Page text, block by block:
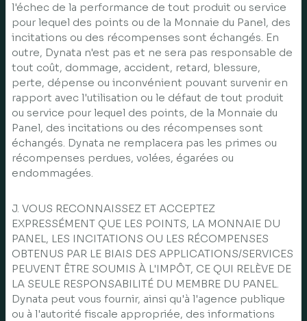
l'échec de la performance de tout produit ou service
pour lequel des points ou de la Monnaie du Panel, des
incitations ou des récompenses sont échangés. En
outre, Dynata n'est pas et ne sera pas responsable de
tout coût, dommage, accident, retard, blessure,
perte, dépense ou inconvénient pouvant survenir en
rapport avec l'utilisation ou le défaut de tout produit
ou service pour lequel des points, de la Monnaie du
Panel, des incitations ou des récompenses sont
échangés. Dynata ne remplacera pas les primes ou
récompenses perdues, volées, égarées ou
endommagées.
J. VOUS RECONNAISSEZ ET ACCEPTEZ
EXPRESSÉMENT QUE LES POINTS, LA MONNAIE DU
PANEL, LES INCITATIONS OU LES RÉCOMPENSES
OBTENUS PAR LE BIAIS DES APPLICATIONS/SERVICES
PEUVENT ÊTRE SOUMIS À L'IMPÔT, CE QUI RELÈVE DE
LA SEULE RESPONSABILITÉ DU MEMBRE DU PANEL.
Dynata peut vous fournir, ainsi qu'à l'agence publique
ou à l'autorité fiscale appropriée, des informations